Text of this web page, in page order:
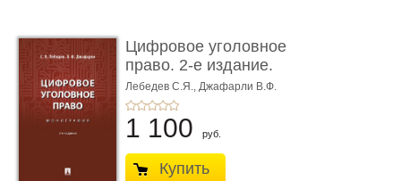
Цифровое уголовное
право. 2-е издание.
Монограф ...
Лебедев С.Я., Джафарли В.Ф.
1 100 руб.
Купить